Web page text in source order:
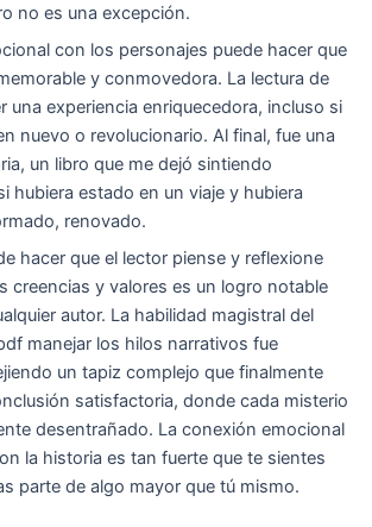
no es una excepción.
con los personajes puede hacer que
y conmovedora. La lectura de
una experiencia enriquecedora, incluso si
nuevo o revolucionario. Al final, fue una
un libro que me dejó sintiendo
hubiera estado en un viaje y hubiera
renovado.
hacer que el lector piense y reflexione
creencias y valores es un logro notable
autor. La habilidad magistral del
manejar los hilos narrativos fue
un tapiz complejo que finalmente
satisfactoria, donde cada misterio
desentrañado. La conexión emocional
la historia es tan fuerte que te sientes
parte de algo mayor que tú mismo.